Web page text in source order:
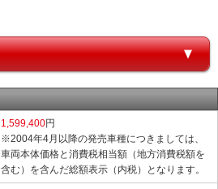
1,599,400円
※2004年4月以降の発売車種につきましては、
車両本体価格と消費税相当額（地方消費税額を
含む）を含んだ総額表示（内税）となります。